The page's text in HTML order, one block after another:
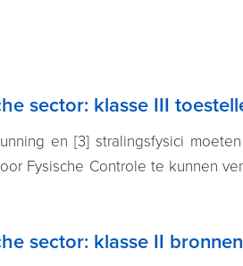
sector: klasse III
en [3] stralingsfysici
Fysische Controle te kunnen
sector: klasse II